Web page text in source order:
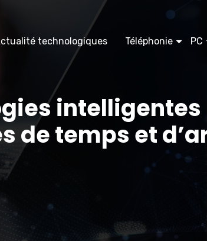
technologiques Téléphonie PC
de temps et